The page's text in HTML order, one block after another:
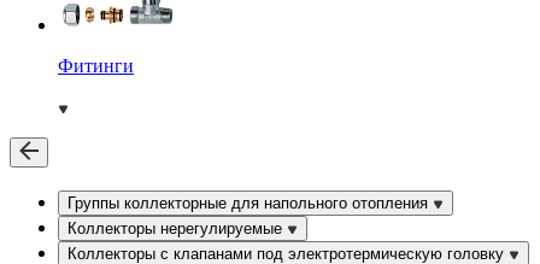
Фитинги
Группы коллекторные для напольного отопления
Коллекторы нерегулируемые
Коллекторы с клапанами под электротермическую головку